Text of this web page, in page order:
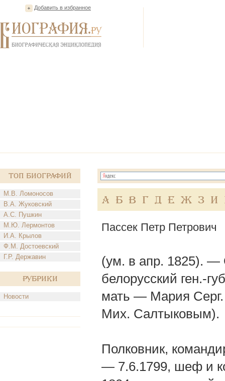
Добавить в избранное
Топ Биографий
М.В. Ломоносов
В.А. Жуковский
А.С. Пушкин
М.Ю. Лермонтов
И.А. Крылов
Ф.М. Достоевский
Г.Р. Державин
Рубрики
Новости
А Б В Г Д Е Ж З И
Пассек Петр Петрович
(ум. в апр. 1825). —
белорусский ген.-
мать — Мария Серг.
Мих. Салтыковым).
Полковник,
— 7.6.1799, шеф и